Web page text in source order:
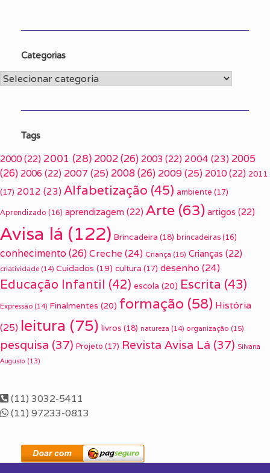
Categorias
Categorias
Tags
2000 (22) 2001 (28) 2002(26) 2003 (22) 2004 (23) 2005
(26) 2006 (22) 2007 (25) 2008(26) 2009(25) 2010 (22) 2011
(17) 2012 (23) Alfabetização (45) ambiente (17)
Aprendizado (16) aprendizagem (22) Arte (63) artigos (22)
Avisa lá (122) Brincadeira (18) brincadeiras (16)
conhecimento(26) Creche (24) Criança (15) Crianças (22)
criatividade (14) Cuidados (19) cultura (17) desenho (24)
Educação Infantil (42) escola (20) Escrita (43)
Expressão (14) Finalmentes (20) formação (58) História
(25) leitura (75) livros (18) natureza (14) organização (15)
pesquisa (37) Projeto (17) Revista Avisa Lá (37) Silvana
Augusto (13)
(11) 3032-5411
(11) 97233-0813